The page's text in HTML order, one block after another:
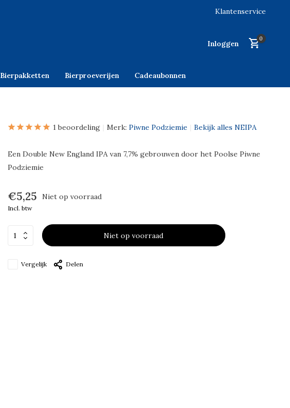
Klantenservice
Inloggen
0
Bierpakketten Bierproeverijen Cadeaubonnen
1 beoordeling Merk: Piwne Podziemie Bekijk alles NEIPA
Een Double New England IPA van 7,7% gebrouwen door het Poolse Piwne
Podziemie
€5,25 Niet op voorraad
Incl. btw
Niet op voorraad
Vergelijk Delen